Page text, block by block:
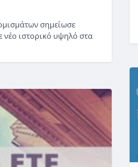
σημείωσε
νέο ιστορικό υψηλό στα